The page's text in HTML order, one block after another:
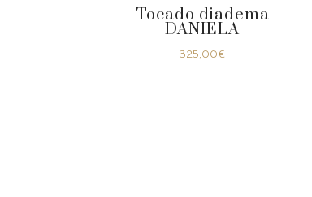
Tocado diadema
DANIELA
325,00€